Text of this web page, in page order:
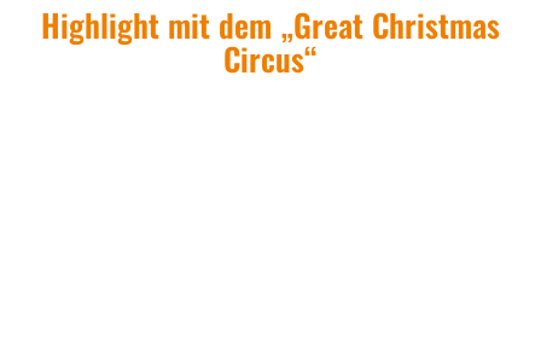
Highlight mit dem „Great Christmas
Circus“